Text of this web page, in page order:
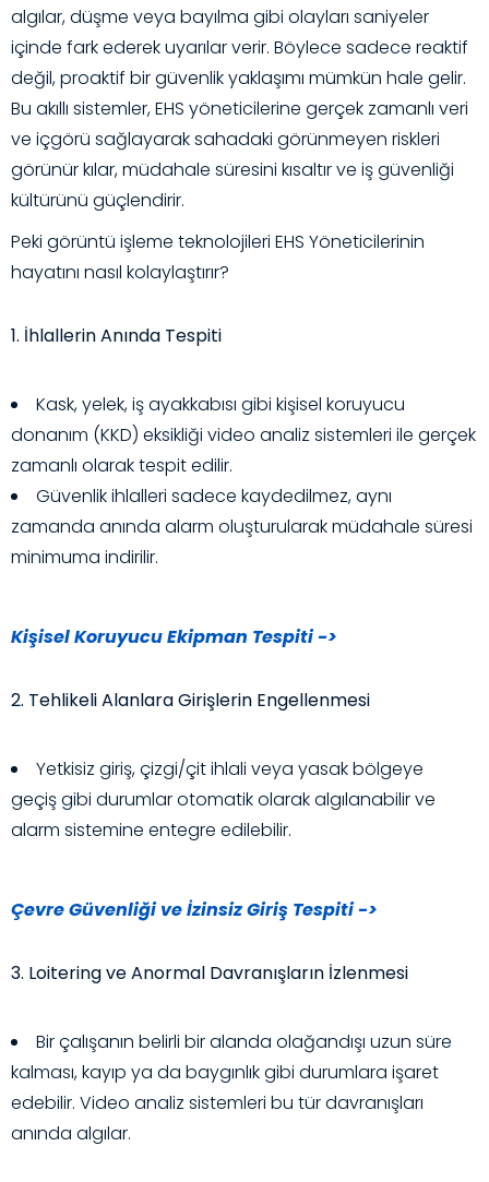
algılar, düşme veya bayılma gibi olayları saniyeler
içinde fark ederek uyarılar verir. Böylece sadece reaktif
değil, proaktif bir güvenlik yaklaşımı mümkün hale gelir.
Bu akıllı sistemler, EHS yöneticilerine gerçek zamanlı veri
ve içgörü sağlayarak sahadaki görünmeyen riskleri
görünür kılar, müdahale süresini kısaltır ve iş güvenliği
kültürünü güçlendirir.
Peki görüntü işleme teknolojileri EHS Yöneticilerinin
hayatını nasıl kolaylaştırır?
1. İhlallerin Anında Tespiti
Kask, yelek, iş ayakkabısı gibi kişisel koruyucu
donanım (KKD) eksikliği video analiz sistemleri ile gerçek
zamanlı olarak tespit edilir.
Güvenlik ihlalleri sadece kaydedilmez, aynı
zamanda anında alarm oluşturularak müdahale süresi
minimuma indirilir.
Kişisel Koruyucu Ekipman Tespiti ->
2. Tehlikeli Alanlara Girişlerin Engellenmesi
Yetkisiz giriş, çizgi/çit ihlali veya yasak bölgeye
geçiş gibi durumlar otomatik olarak algılanabilir ve
alarm sistemine entegre edilebilir.
Çevre Güvenliği ve İzinsiz Giriş Tespiti ->
3. Loitering ve Anormal Davranışların İzlenmesi
Bir çalışanın belirli bir alanda olağandışı uzun süre
kalması, kayıp ya da baygınlık gibi durumlara işaret
edebilir. Video analiz sistemleri bu tür davranışları
anında algılar.